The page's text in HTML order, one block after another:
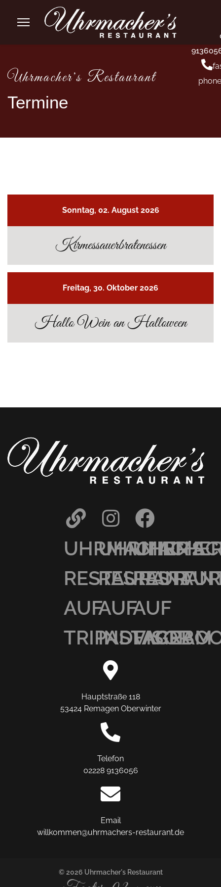
Uhrmacher's Restaurant
Termine
Sonntag, 02. August 2026
Kirmessauerbratenessen
Freitag, 30. Oktober 2026
Hallo Wein an Halloween
UHRMACHER’S
RESTAURANT
AUF
TRIPADVISOR
AUF
INSTAGRAM
AUF
Hauptstraße 118
53424 Remagen Oberwinter
Telefon
02228 9136056
Email
willkommen@uhrmachers-restaurant.de
© 2026 Uhrmacher's Restaurant